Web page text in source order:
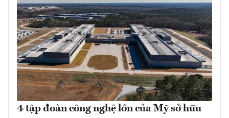
4 tập đoàn công nghệ lớn của Mỹ sở hữu